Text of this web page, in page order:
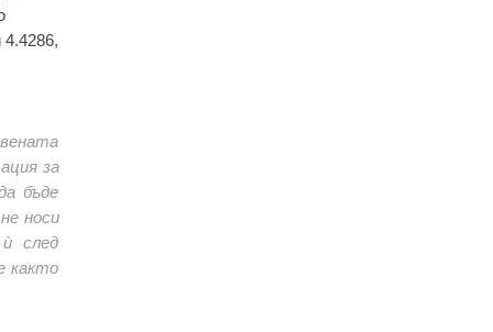
за
бъде
носи
след
както